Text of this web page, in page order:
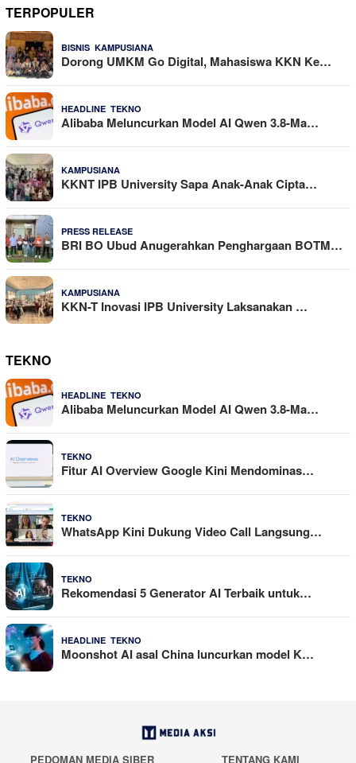
TERPOPULER
BISNIS KAMPUSIANA
Dorong UMKM Go Digital, Mahasiswa KKN Ke…
HEADLINE TEKNO
Alibaba Meluncurkan Model AI Qwen 3.8-Ma…
KAMPUSIANA
KKNT IPB University Sapa Anak-Anak Cipta…
PRESS RELEASE
BRI BO Ubud Anugerahkan Penghargaan BOTM…
KAMPUSIANA
KKN-T Inovasi IPB University Laksanakan …
TEKNO
HEADLINE TEKNO
Alibaba Meluncurkan Model AI Qwen 3.8-Ma…
TEKNO
Fitur AI Overview Google Kini Mendominas…
TEKNO
WhatsApp Kini Dukung Video Call Langsung…
TEKNO
Rekomendasi 5 Generator AI Terbaik untuk…
HEADLINE TEKNO
Moonshot AI asal China luncurkan model K…
PEDOMAN MEDIA SIBER TENTANG KAMI